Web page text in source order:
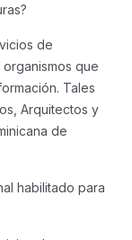
de
que
Tales
Arquitectos y
de
habilitado para